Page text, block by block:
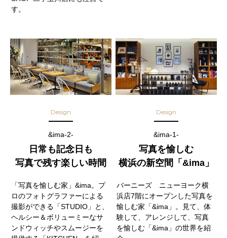
す。
Design
&ima-2-
日常も記念日も
写真で残す楽しい時間
「写真を愉しむ家」&ima。プ
ロのフォトグラファーによる
撮影ができる「STUDIO」と、
ヘルシー＆ボリューミーなサ
ンドウィッチやスムージーを
Design
&ima-1-
写真を愉しむ
横浜の新空間「&ima」
バーニーズ ニューヨーク横
浜店7階にオープンした写真を
愉しむ家「&ima」。見て、体
験して、アレンジして、写真
を愉しむ「&ima」の世界を紹